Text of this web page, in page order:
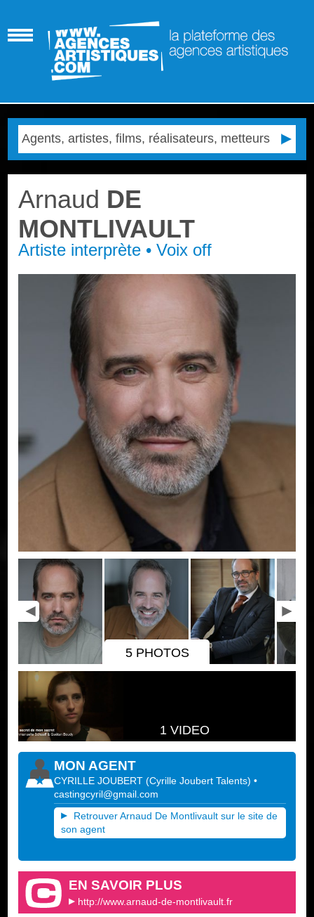
Arnaud DE
MONTLIVAULT
Artiste interprète • Voix off
5 PHOTOS
1 VIDEO
MON AGENT
CYRILLE JOUBERT (Cyrille Joubert Talents)•
castingcyril@gmail.com
Retrouver Arnaud De Montlivault sur le site de
son agent
EN SAVOIR PLUS
http://www.arnaud-de-montlivault.fr